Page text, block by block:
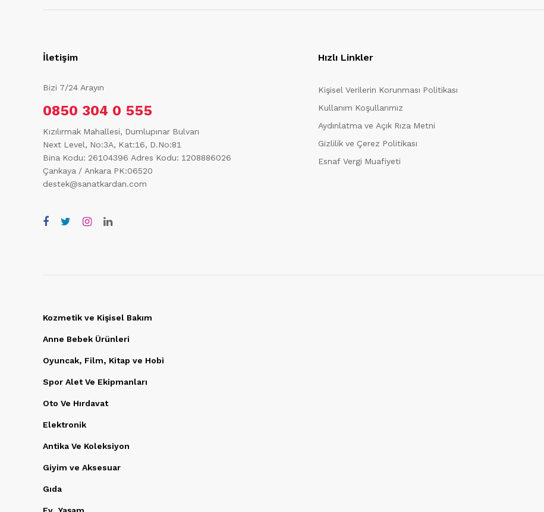
İletişim
Bizi 7/24 Arayın
0850 304 0 555
Kızılırmak Mahallesi, Dumlupınar Bulvarı
Next Level, No:3A, Kat:16, D.No:81
Bina Kodu: 26104396 Adres Kodu: 1208886026
Çankaya / Ankara PK:06520
destek@sanatkardan.com
Hızlı Linkler
Kişisel Verilerin Korunması Politikası
Kullanım Koşullarımız
Aydınlatma ve Açık Rıza Metni
Gizlilik ve Çerez Politikası
Esnaf Vergi Muafiyeti
Kozmetik ve Kişisel Bakım
Anne Bebek Ürünleri
Oyuncak, Film, Kitap ve Hobi
Spor Alet Ve Ekipmanları
Oto Ve Hırdavat
Elektronik
Antika Ve Koleksiyon
Giyim ve Aksesuar
Gıda